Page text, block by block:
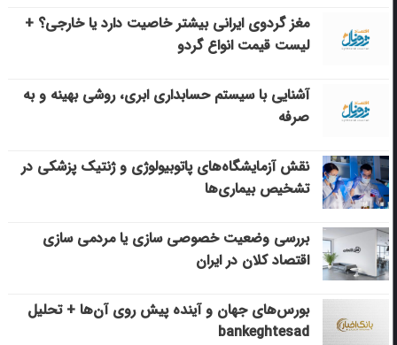
مغز گردوی ایرانی بیشتر خاصیت دارد یا خارجی؟ +
لیست قیمت انواع گردو
آشنایی با سیستم حسابداری ابری، روشی بهینه و به
صرفه
نقش آزمایشگاه‌های پاتوبیولوژی و ژنتیک پزشکی در
تشخیص بیماری‌ها
بررسی وضعیت خصوصی سازی یا مردمی سازی
اقتصاد کلان در ایران
بورس‌های جهان و آینده پیش روی آن‌ها + تحلیل
bankeghtesad